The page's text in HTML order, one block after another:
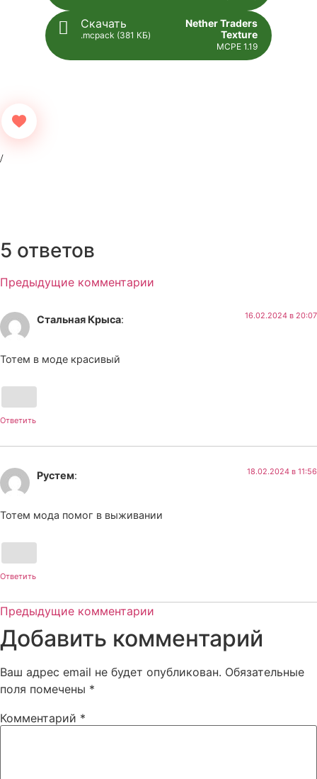
Скачать
.mcpack (381 КБ)
Nether Traders
Texture
MCPE 1.19
5 ответов
Предыдущие комментарии
Стальная Крыса: 16.02.2024 в 20:07
Тотем в моде красивый
Ответить
Рустем: 18.02.2024 в 11:56
Тотем мода помог в выживании
Ответить
Предыдущие комментарии
Добавить комментарий
Ваш адрес email не будет опубликован. Обязательные
поля помечены *
Комментарий *